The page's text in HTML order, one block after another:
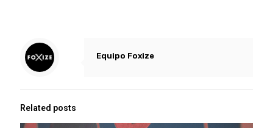
Equipo Foxize
Related posts